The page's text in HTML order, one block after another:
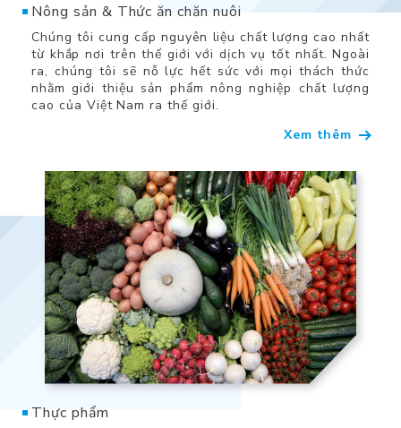
Nông sản & Thức ăn chăn nuôi
Chúng tôi cung cấp nguyên liệu chất lượng cao nhất
từ ​​khắp nơi trên thế giới với dịch vụ tốt nhất. Ngoài
ra, chúng tôi sẽ nỗ lực hết sức với mọi thách thức
nhằm giới thiệu sản phẩm nông nghiệp chất lượng
cao của Việt Nam ra thế giới.
Xem thêm
Thực phẩm